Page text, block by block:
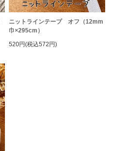
ニットラインテープ オフ（12mm
巾×295cm）
520円(税込572円)